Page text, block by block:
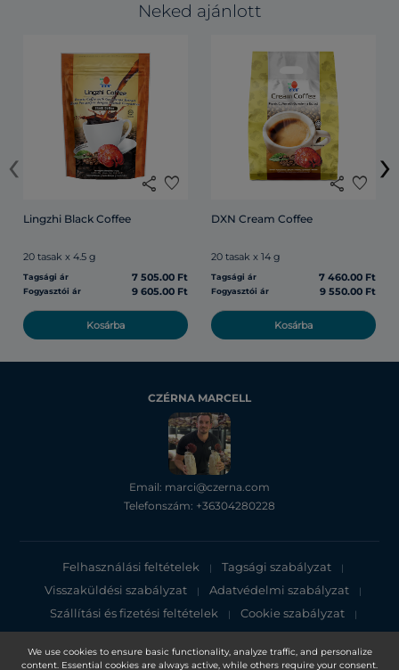
We use cookies to ensure basic functionality, analyze traffic, and personalize
content. Essential cookies are always active, while others require your consent.
Neked ajánlott
share favorite
Lingzhi Black Coffee
20 tasak x 4.5 g
Tagsági ár 7 505.00 Ft
Fogyasztói ár 9 605.00 Ft
Kosárba
share favorite
DXN Cream Coffee
20 tasak x 14 g
Tagsági ár 7 460.00 Ft
Fogyasztói ár 9 550.00 Ft
Kosárba
‹ ›
CZÉRNA MARCELL
Email: marci@czerna.com
Telefonszám: +36304280228
Felhasználási feltételek | Tagsági szabályzat |
Visszaküldési szabályzat | Adatvédelmi szabályzat |
Szállítási és fizetési feltételek | Cookie szabályzat |
Adatvédelmi tájékoztató